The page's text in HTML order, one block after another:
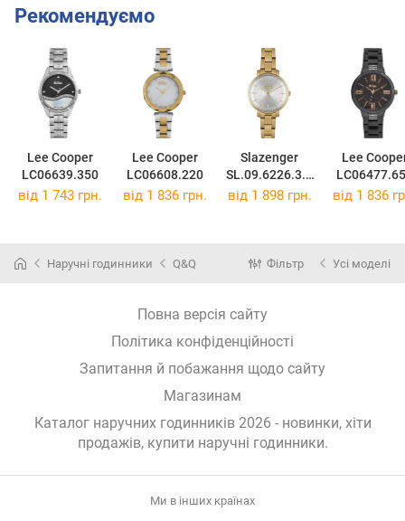
Рекомендуємо
Lee Cooper
LC06639.350
Lee Cooper
LC06608.220
Slazenger
SL.09.6226.3.0
3
Lee
від 1 743 грн. від 1 836 грн. від 1 898 грн. від 1 836
Наручні годинники Q&Q Фільтр Усі моделі
Повна версія сайту
Політика конфіденційності
Запитання й побажання щодо сайту
Магазинам
Каталог наручних годинників 2026 - новинки, хіти
продажів, купити наручні годинники.
Ми в інших країнах